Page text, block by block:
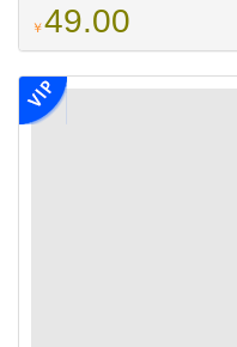
￥49.00